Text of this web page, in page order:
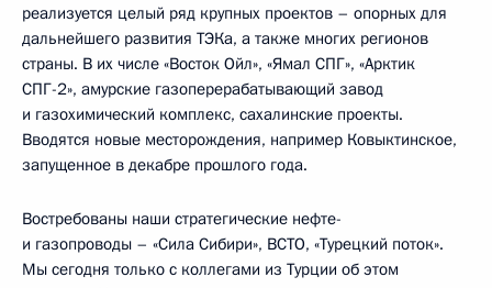
реализуется целый ряд крупных проектов – опорных для
дальнейшего развития ТЭКа, а также многих регионов
страны. В их числе «Восток Ойл», «Ямал СПГ», «Арктик
СПГ-2», амурские газоперерабатывающий завод
и газохимический комплекс, сахалинские проекты.
Вводятся новые месторождения, например Ковыктинское,
запущенное в декабре прошлого года.
Востребованы наши стратегические нефте-
и газопроводы – «Сила Сибири», ВСТО, «Турецкий поток».
Мы сегодня только с коллегами из Турции об этом